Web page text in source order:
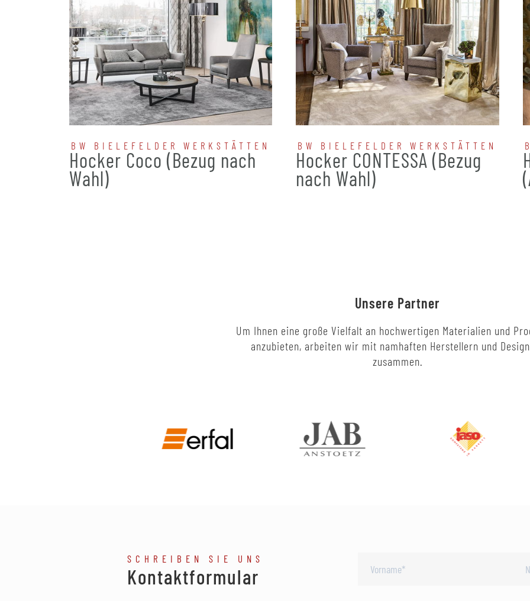
BW BIELEFELDER WERKSTÄTTEN
Hocker Coco (Bezug nach
Wahl)
BW BIELEFELDER WERKSTÄTTEN
Hocker CONTESSA (Bezug
nach Wahl)
Unsere Partner
Um Ihnen eine große Vielfalt an hochwertigen Materialien und
anzubieten, arbeiten wir mit namhaften Herstellern und
zusammen.
SCHREIBEN SIE UNS
Kontaktformular